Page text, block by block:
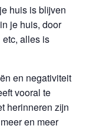
huis is blijven
je huis, door
alles is
en negativiteit
vooral te
herinneren zijn
en meer